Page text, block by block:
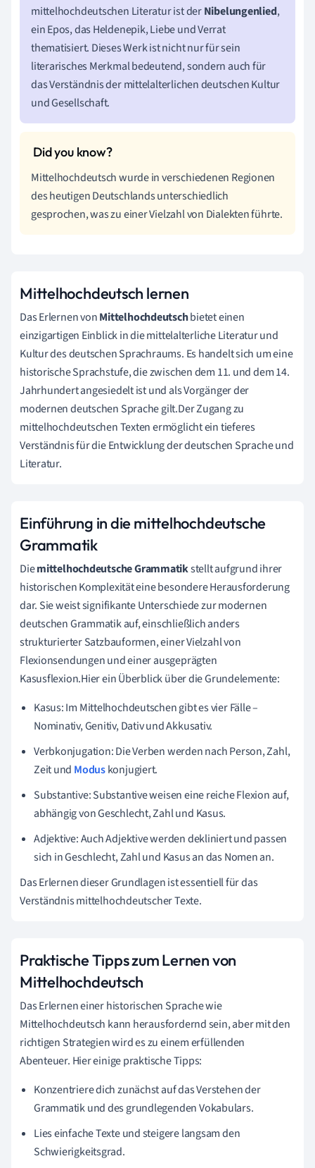
mittelhochdeutschen Literatur ist derNibelungenlied,
ein Epos, das Heldenepik, Liebe und Verrat
thematisiert. Dieses Werk ist nicht nur für sein
literarisches Merkmal bedeutend, sondern auch für
das Verständnis der mittelalterlichen deutschen Kultur
und Gesellschaft.
Mittelhochdeutsch wurde in verschiedenen Regionen
des heutigen Deutschlands unterschiedlich
gesprochen, was zu einer Vielzahl von Dialekten führte.
Mittelhochdeutsch lernen
Das Erlernen vonMittelhochdeutschbietet einen
einzigartigen Einblick in die mittelalterliche Literatur und
Kultur des deutschen Sprachraums. Es handelt sich um eine
historische Sprachstufe, die zwischen dem 11. und dem 14.
Jahrhundert angesiedelt ist und als Vorgänger der
modernen deutschen Sprache gilt.Der Zugang zu
mittelhochdeutschen Texten ermöglicht ein tieferes
Verständnis für die Entwicklung der deutschen Sprache und
Literatur.
Einführung in die mittelhochdeutsche
Grammatik
Diemittelhochdeutsche Grammatikstellt aufgrund ihrer
historischen Komplexität eine besondere Herausforderung
dar. Sie weist signifikante Unterschiede zur modernen
deutschen Grammatik auf, einschließlich anders
strukturierter Satzbauformen, einer Vielzahl von
Flexionsendungen und einer ausgeprägten
Kasusflexion.Hier ein Überblick über die Grundelemente:
Kasus: Im Mittelhochdeutschen gibt es vier Fälle –
Nominativ, Genitiv, Dativ und Akkusativ.
Verbkonjugation: Die Verben werden nach Person, Zahl,
Zeit und Moduskonjugiert.
Substantive: Substantive weisen eine reiche Flexion auf,
abhängig von Geschlecht, Zahl und Kasus.
Adjektive: Auch Adjektive werden dekliniert und passen
sich in Geschlecht, Zahl und Kasus an das Nomen an.
Das Erlernen dieser Grundlagen ist essentiell für das
Verständnis mittelhochdeutscher Texte.
Praktische Tipps zum Lernen von
Mittelhochdeutsch
Das Erlernen einer historischen Sprache wie
Mittelhochdeutsch kann herausfordernd sein, aber mit den
richtigen Strategien wird es zu einem erfüllenden
Abenteuer. Hier einige praktische Tipps:
Konzentriere dich zunächst auf das Verstehen der
Grammatik und des grundlegenden Vokabulars.
Lies einfache Texte und steigere langsam den
Schwierigkeitsgrad.